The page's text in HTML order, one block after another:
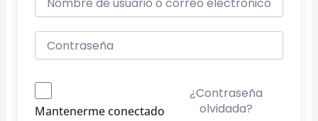
Mantenerme conectado
¿Contraseña
olvidada?